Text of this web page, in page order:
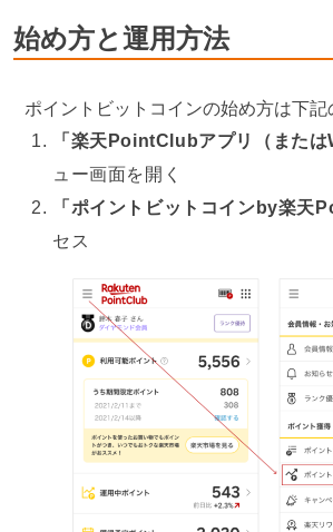
始め方と運用方法
ポイントビットコインの始め方は下記
「楽天PointClubアプリ（または
ュー画面を開く
「ポイントビットコインby楽天
セス